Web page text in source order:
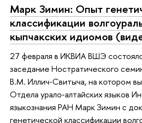
Марк Зимин: Опыт
классификации
кыпчакских идиомов
27 февраля в ИКВИА ВШЭ
заседание Ностратического
В.М. Иллич‑Свитыча, на котором
Отдела урало‑алтайских языков
языкознания РАН Марк Зимин с
генетической классификации